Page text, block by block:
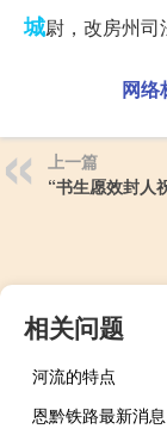
城尉，改房州司
网络
上一篇
“书生愿效封人
相关问题
河流的特点
恩黔铁路最新消息